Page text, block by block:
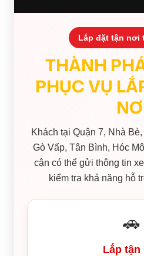
Lắp đặt tận nơi
THÀNH
PHỤC VỤ
Khách tại Quận 7, Nhà
Gò Vấp, Tân Bình, Hóc
cận có thể gửi thông tin
kiểm tra khả năng hỗ
🚗
Lắp tận